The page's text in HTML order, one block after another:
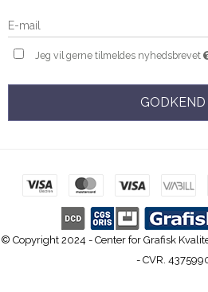
Jeg vil gerne tilmeldes nyhedsbrevet
GODKEND
© Copyright 2024 - Center for Grafisk
- CVR.